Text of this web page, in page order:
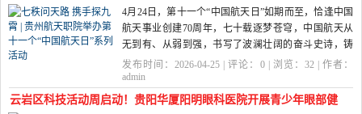
系列活动
4月24日，第十一个“中国航天日”如期而至，恰逢中国
航天事业创建70周年，七十载逐梦苍穹，中国航天从
无到有、从弱到强，书写了波澜壮阔的奋斗史诗，铸
就了“特别能吃苦...
发布时间：2026-04-25 | 评论： 0| 浏览： 32| 作者：
admin
云岩区科技活动周启动！贵阳华厦阳明眼科医院开展青少年眼部健